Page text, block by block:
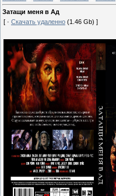
Затащи меня в Ад
[ · Скачать удаленно (1.46 Gb) ]